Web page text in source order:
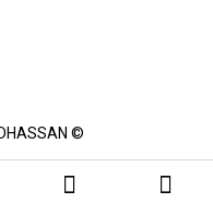
© ADHASSAN